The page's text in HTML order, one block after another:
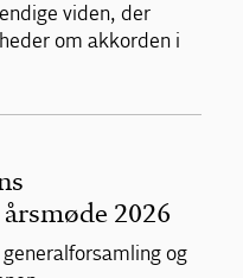
viden, der
om akkorden i
2026
og